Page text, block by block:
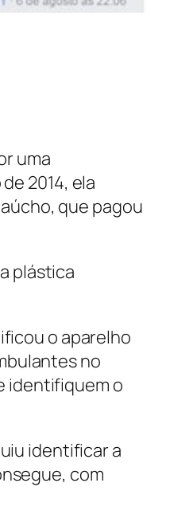
uma
2014, ela
que pagou
plástica
o aparelho
no
identifiquem o
identificar a
com